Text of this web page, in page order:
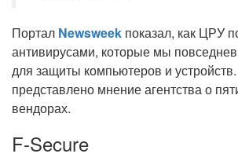
Портал Newsweek показал, как ЦРУ
антивирусами, которые мы
для защиты компьютеров и
представлено мнение агентства о
вендорах.
F-Secure